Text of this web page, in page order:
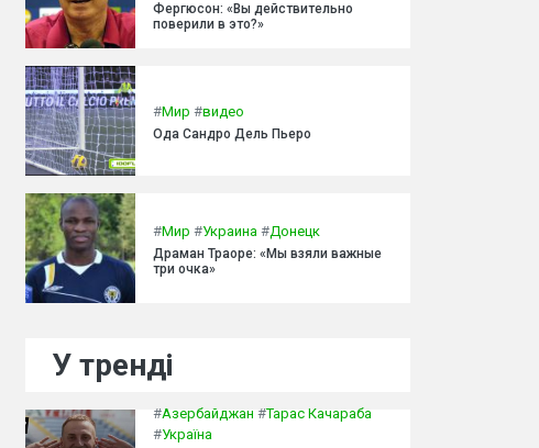
Фергюсон: «Вы действительно
поверили в это?»
#Мир #видео
Ода Сандро Дель Пьеро
#Мир #Украина #Донецк
Драман Траоре: «Мы взяли важные
три очка»
У тренді
#Азербайджан #Тарас Качараба
#Україна